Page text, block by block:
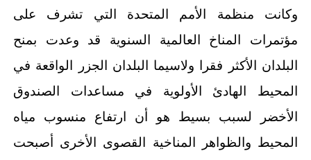
وكانت منظمة الأمم المتحدة التي تشرف على
مؤتمرات المناخ العالمية السنوية قد وعدت بمنح
البلدان الأكثر فقرا ولاسيما البلدان الجزر الواقعة في
المحيط الهادئ الأولوية في مساعدات الصندوق
الأخضر لسبب بسيط هو أن ارتفاع منسوب مياه
المحيط والظواهر المناخية القصوى الأخرى أصبحت